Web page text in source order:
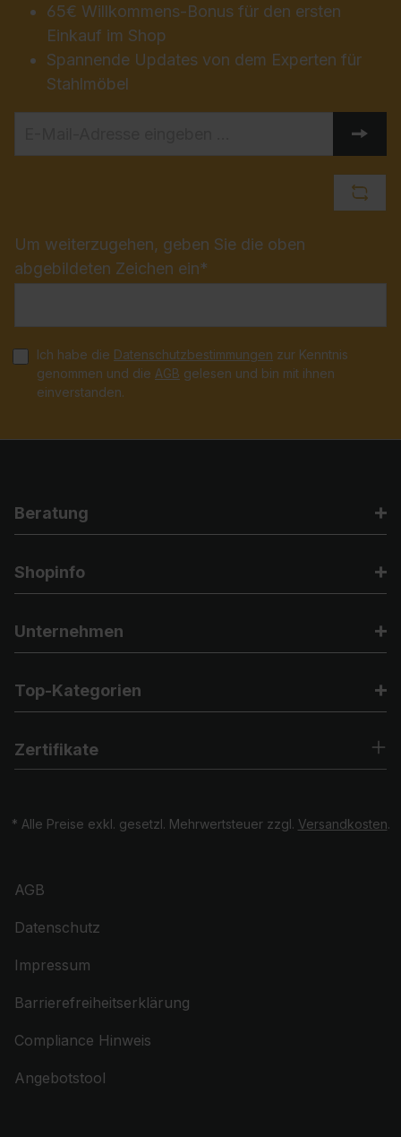
65€ Willkommens-Bonus für den ersten
Einkauf im Shop
Spannende Updates von dem Experten für
Stahlmöbel
Um weiterzugehen, geben Sie die oben
abgebildeten Zeichen ein*
Ich habe die Datenschutzbestimmungen zur Kenntnis
genommen und die AGB gelesen und bin mit ihnen
einverstanden.
Beratung
Shopinfo
Unternehmen
Top-Kategorien
Zertifikate
* Alle Preise exkl. gesetzl. Mehrwertsteuer zzgl. Versandkosten.
AGB
Datenschutz
Impressum
Barrierefreiheitserklärung
Compliance Hinweis
Angebotstool